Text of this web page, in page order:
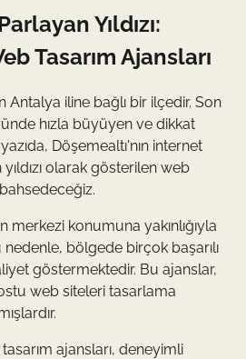
Yıldızı:
Tasarım Ajansları
Antalya iline bağlı bir ilçedir. Son
hızla büyüyen ve dikkat
Döşemealtı'nın internet
olarak gösterilen web
merkezi konumuna yakınlığıyla
bölgede birçok başarılı
göstermektedir. Bu ajanslar,
web siteleri tasarlama
ajansları, deneyimli